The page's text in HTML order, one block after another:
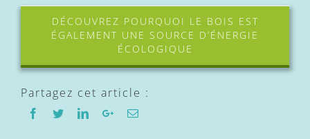
DÉCOUVREZ POURQUOI LE BOIS EST
ÉGALEMENT UNE SOURCE D’ÉNERGIE
ÉCOLOGIQUE
Partagez cet article :